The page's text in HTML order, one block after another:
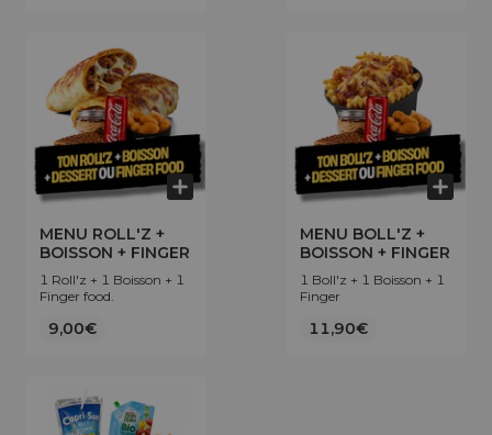
MENU ROLL'Z +
BOISSON + FINGER
1 Roll'z + 1 Boisson + 1
Finger food.
9,00€
MENU BOLL'Z +
BOISSON + FINGER
1 Boll'z + 1 Boisson + 1
Finger
11,90€